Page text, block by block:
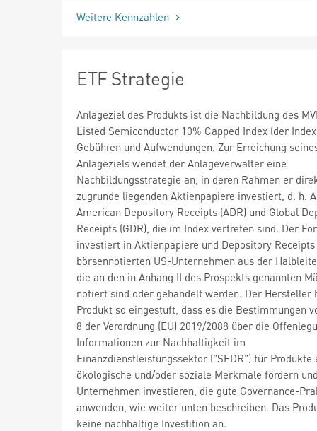
Weitere Kennzahlen
ETF Strategie
Anlageziel des Produkts ist die Nachbildung des
Listed Semiconductor 10% Capped Index (der
Gebühren und Aufwendungen. Zur Erreichung
Anlageziels wendet der Anlageverwalter eine
Nachbildungsstrategie an, in deren Rahmen er
zugrunde liegenden Aktienpapiere investiert, d. h.
American Depository Receipts (ADR) und Global
Receipts (GDR), die im Index vertreten sind. Der
investiert in Aktienpapiere und Depository Receipts
börsennotierten US-Unternehmen aus der
die an den in Anhang II des Prospekts genannten
notiert sind oder gehandelt werden. Der Hersteller
Produkt so eingestuft, dass es die Bestimmungen
8 der Verordnung (EU) 2019/2088 über die
Informationen zur Nachhaltigkeit im
Finanzdienstleistungssektor ("SFDR") für
ökologische und/oder soziale Merkmale fördern
Unternehmen investieren, die gute Governance-
anwenden, wie weiter unten beschreiben. Das
keine nachhaltige Investition an.